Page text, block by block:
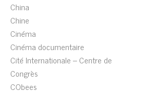
China
Chine
Cinéma
Cinéma documentaire
Cité Internationale – Centre de
Congrès
CObees